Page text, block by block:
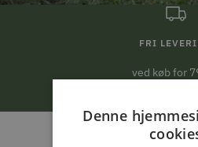
FRI
ved køb for
Gå
til
Gå
til
Gå
til
Denne